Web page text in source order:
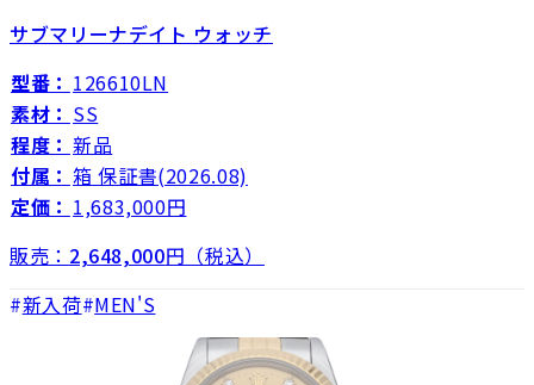
サブマリーナデイト ウォッチ
型番： 126610LN
素材： SS
程度： 新品
付属： 箱 保証書(2026.08)
定価： 1,683,000円
販売： 2,648,000円（税込）
新入荷 MEN'S